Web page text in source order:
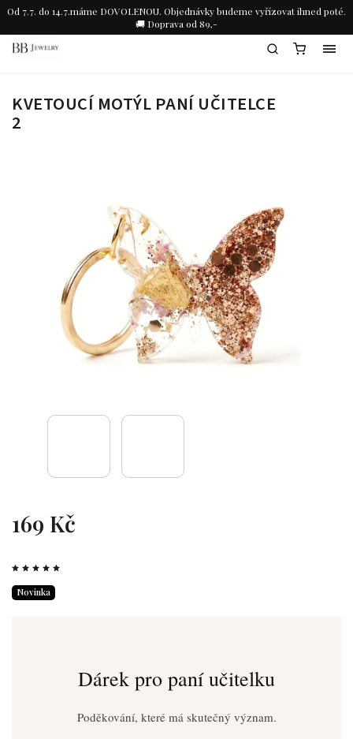
Od 7.7. do 14.7.máme DOVOLENOU. Objednávky budeme vyřízovat ihned poté.
🚚 Doprava od 89,-
KVETOUCÍ MOTÝL PANÍ UČITELCE
2
169 Kč
Novinka
Dárek pro paní učitelku
Poděkování, které má skutečný význam.